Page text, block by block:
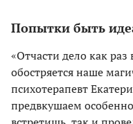
Попытки быть
«Отчасти дело как
обостряется наше
психотерапевт
предвкушаем